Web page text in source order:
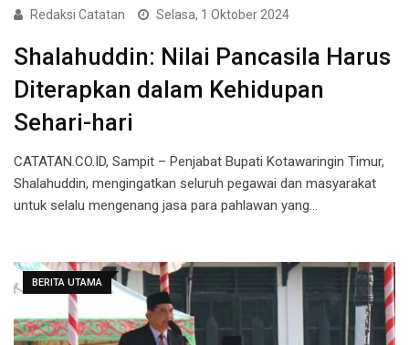
Redaksi Catatan Selasa, 1 Oktober 2024
Shalahuddin: Nilai Pancasila Harus
Diterapkan dalam Kehidupan
Sehari-hari
CATATAN.CO.ID, Sampit – Penjabat Bupati Kotawaringin Timur,
Shalahuddin, mengingatkan seluruh pegawai dan masyarakat
untuk selalu mengenang jasa para pahlawan yang…
BERITA UTAMA